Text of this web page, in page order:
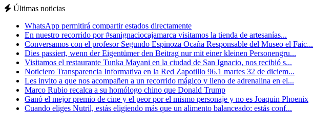
Últimas noticias
WhatsApp permitirá compartir estados directamente
En nuestro recorrido por #sanignaciocajamarca visitamos la tienda de artesanías...
Conversamos con el profesor Segundo Espinoza Ocaña Responsable del Museo el Faic...
Dies passiert, wenn der Eigentümer den Beitrag nur mit einer kleinen Personengru...
Visitamos el restaurante Tunka Mayani en la ciudad de San Ignacio, nos recibió s...
Noticiero Transparencia Informativa en la Red Zapotillo 96.1 martes 32 de diciem...
Les invito a que nos acompañen a un recorrido mágico y lleno de adrenalina en el...
Marco Rubio recalca a su homólogo chino que Donald Trump
Ganó el mejor premio de cine y el peor por el mismo personaje y no es Joaquin Phoenix
Cuando eliges Nutril, estás eligiendo más que un alimento balanceado: estás conf...